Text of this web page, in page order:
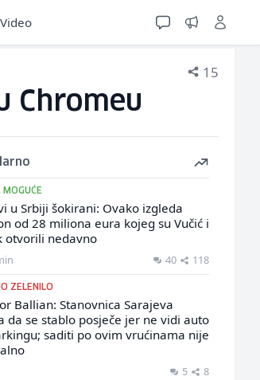
Video
15
Chromeu
MOGUĆE
u Srbiji šokirani: Ovako izgleda
od 28 miliona eura kojeg su Vučić i
otvorili nedavno
40 118
ZELENILO
Ballian: Stanovnica Sarajeva
da se stablo posječe jer ne vidi auto
saditi po ovim vrućinama nije
5 8